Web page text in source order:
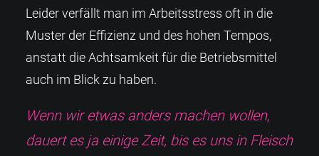
Leider verfällt man im Arbeitsstress oft in die
Muster der Effizienz und des hohen Tempos,
anstatt die Achtsamkeit für die Betriebsmittel
auch im Blick zu haben.
Wenn wir etwas anders machen wollen,
dauert es ja einige Zeit, bis es uns in Fleisch